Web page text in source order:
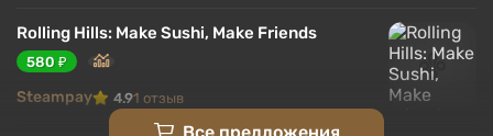
Rolling Hills: Make Sushi, Make Friends
580 ₽
Steampay 4.91 отзыв